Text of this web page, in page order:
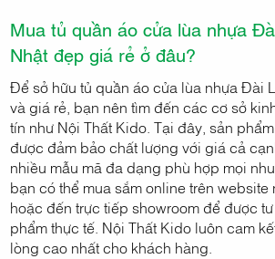
Mua tủ quần áo cửa lùa nhựa
Nhật đẹp giá rẻ ở đâu?
Để sở hữu tủ quần áo cửa lùa nhựa Đài
và giá rẻ, bạn nên tìm đến các cơ sở
tín như Nội Thất Kido. Tại đây, sản
được đảm bảo chất lượng với giá cả
nhiều mẫu mã đa dạng phù hợp mọi
bạn có thể mua sắm online trên
hoặc đến trực tiếp showroom để được
phẩm thực tế. Nội Thất Kido luôn cam
lòng cao nhất cho khách hàng.